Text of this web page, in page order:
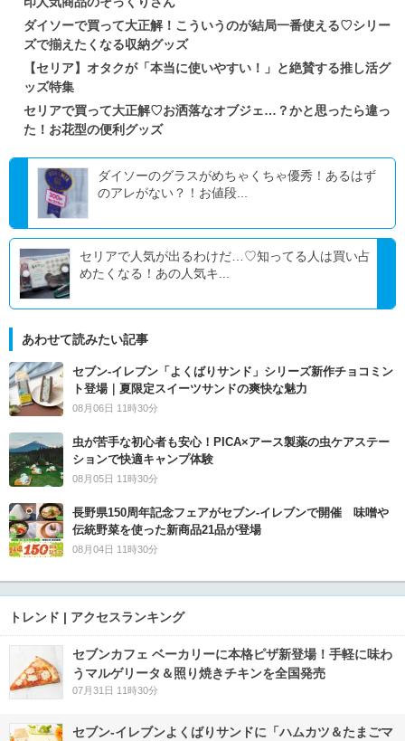
ダイソーで買って大正解！こういうのが結局一番使える♡シリー
ズで揃えたくなる収納グッズ
【セリア】オタクが「本当に使いやすい！」と絶賛する推し活グ
ッズ特集
セリアで買って大正解♡お洒落なオブジェ…？かと思ったら違っ
た！お花型の便利グッズ
ダイソーのグラスがめちゃくちゃ優秀！あるはず
のアレがない？！お値段...
セリアで人気が出るわけだ…♡知ってる人は買い占
めたくなる！あの人気キ...
あわせて読みたい記事
セブン‐イレブン「よくばりサンド」シリーズ新作チョコミン
ト登場｜夏限定スイーツサンドの爽快な魅力
08月06日 11時30分
虫が苦手な初心者も安心！PICA×アース製薬の虫ケアステー
ションで快適キャンプ体験
08月05日 11時30分
長野県150周年記念フェアがセブン-イレブンで開催 味噌や
伝統野菜を使った新商品21品が登場
08月04日 11時30分
トレンド | アクセスランキング
セブンカフェ ベーカリーに本格ピザ新登場！手軽に味わ
うマルゲリータ＆照り焼きチキンを全国発売
07月31日 11時30分
セブン‐イレブンよくばりサンドに「ハムカツ＆たまごマ